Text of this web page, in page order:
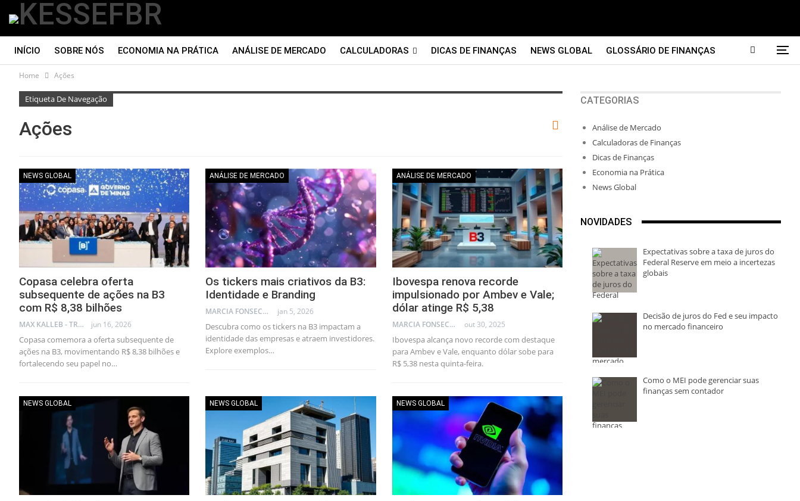
INÍCIO SOBRE NÓS ECONOMIA NA PRÁTICA ANÁLISE DE MERCADO CALCULADORAS DICAS DE FINANÇAS NEWS GLOBAL GLOSSÁRIO DE FINANÇAS
CONTATO
Home Ações
Etiqueta De Navegação
Ações
NEWS GLOBAL
Copasa celebra oferta
subsequente de ações na B3
com R$ 8,38 bilhões
MAX KALLEB - TRADER jun 16, 2026
Copasa comemora a oferta subsequente de
ações na B3, movimentando R$ 8,38 bilhões e
fortalecendo seu papel no…
ANÁLISE DE MERCADO
Os tickers mais criativos da B3:
Identidade e Branding
MARCIA FONSECA - FINANCIAL CONSULTANT jan 5, 2026
Descubra como os tickers na B3 impactam a
identidade das empresas e atraem investidores.
Explore exemplos…
ANÁLISE DE MERCADO
Ibovespa renova recorde
impulsionado por Ambev e Vale;
dólar atinge R$ 5,38
MARCIA FONSECA - FINANCIAL CONSULTANT out 30, 2025
Ibovespa alcança novo recorde com destaque
para Ambev e Vale, enquanto dólar sobe para
R$ 5,38 nesta quinta-feira.
NEWS GLOBAL NEWS GLOBAL NEWS GLOBAL
CATEGORIAS
Análise de Mercado
Calculadoras de Finanças
Dicas de Finanças
Economia na Prática
News Global
NOVIDADES
Expectativas sobre a taxa de juros do
Federal Reserve em meio a incertezas
globais
Decisão de juros do Fed e seu impacto
no mercado financeiro
Como o MEI pode gerenciar suas
finanças sem contador